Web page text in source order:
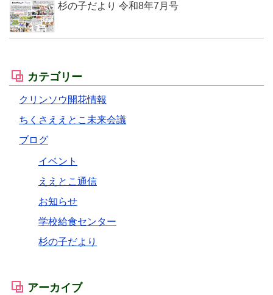
杉の子だより 令和8年7月号
カテゴリー
クリンソウ開花情報
ちくさええとこ未来会議
ブログ
イベント
ええとこ通信
お知らせ
学校給食センター
杉の子だより
アーカイブ